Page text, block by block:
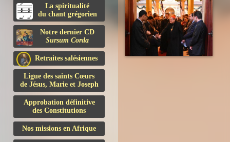
La spiritualité
du chant grégorien
Notre dernier CD
Sursum Corda
Retraites salésiennes
Ligue des saints Cœurs
de Jésus, Marie et Joseph
Approbation définitive
des Constitutions
Nos missions en Afrique